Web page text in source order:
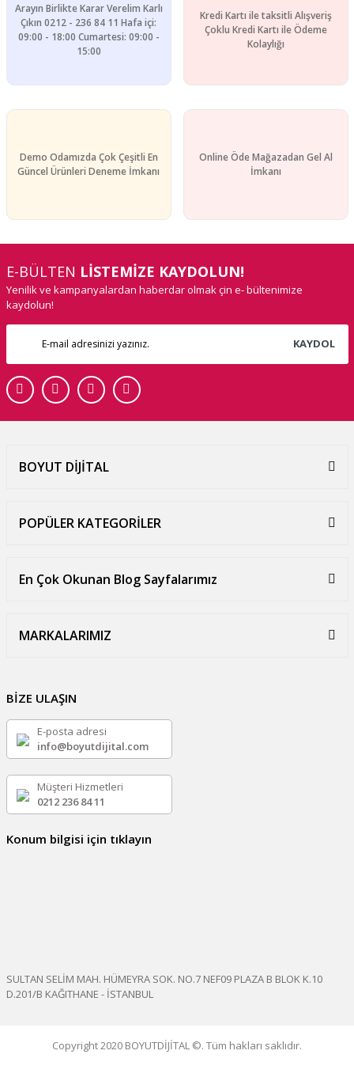
Arayın Birlikte Karar Verelim Karlı
Çıkın 0212 - 236 84 11 Hafa içi:
09:00 - 18:00 Cumartesi: 09:00 -
15:00
Kredi Kartı ile taksitli Alışveriş
Çoklu Kredi Kartı ile Ödeme
Kolaylığı
Demo Odamızda Çok Çeşitli En
Güncel Ürünleri Deneme İmkanı
Online Öde Mağazadan Gel Al
İmkanı
E-BÜLTEN LİSTEMİZE KAYDOLUN!
Yenilik ve kampanyalardan haberdar olmak çin e- bültenimize
kaydolun!
KAYDOL
BOYUT DİJİTAL
POPÜLER KATEGORİLER
En Çok Okunan Blog Sayfalarımız
MARKALARIMIZ
BİZE ULAŞIN
E-posta adresi
info@boyutdijital.com
Müşteri Hizmetleri
0212 236 84 11
Konum bilgisi için tıklayın
SULTAN SELİM MAH. HÜMEYRA SOK. NO.7 NEF09 PLAZA B BLOK K.10
D.201/B KAĞITHANE - İSTANBUL
Copyright 2020 BOYUTDİJİTAL ©. Tüm hakları saklıdır.